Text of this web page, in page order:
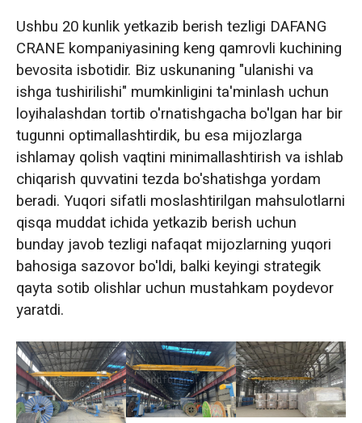
Ushbu 20 kunlik yetkazib berish tezligi DAFANG
CRANE kompaniyasining keng qamrovli kuchining
bevosita isbotidir. Biz uskunaning "ulanishi va
ishga tushirilishi" mumkinligini ta'minlash uchun
loyihalashdan tortib o'rnatishgacha bo'lgan har bir
tugunni optimallashtirdik, bu esa mijozlarga
ishlamay qolish vaqtini minimallashtirish va ishlab
chiqarish quvvatini tezda bo'shatishga yordam
beradi. Yuqori sifatli moslashtirilgan mahsulotlarni
qisqa muddat ichida yetkazib berish uchun
bunday javob tezligi nafaqat mijozlarning yuqori
bahosiga sazovor bo'ldi, balki keyingi strategik
qayta sotib olishlar uchun mustahkam poydevor
yaratdi.